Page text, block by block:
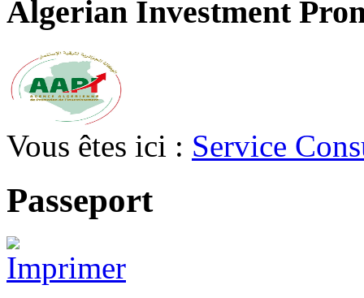
Algerian Investment
Vous êtes ici : Service
Passeport